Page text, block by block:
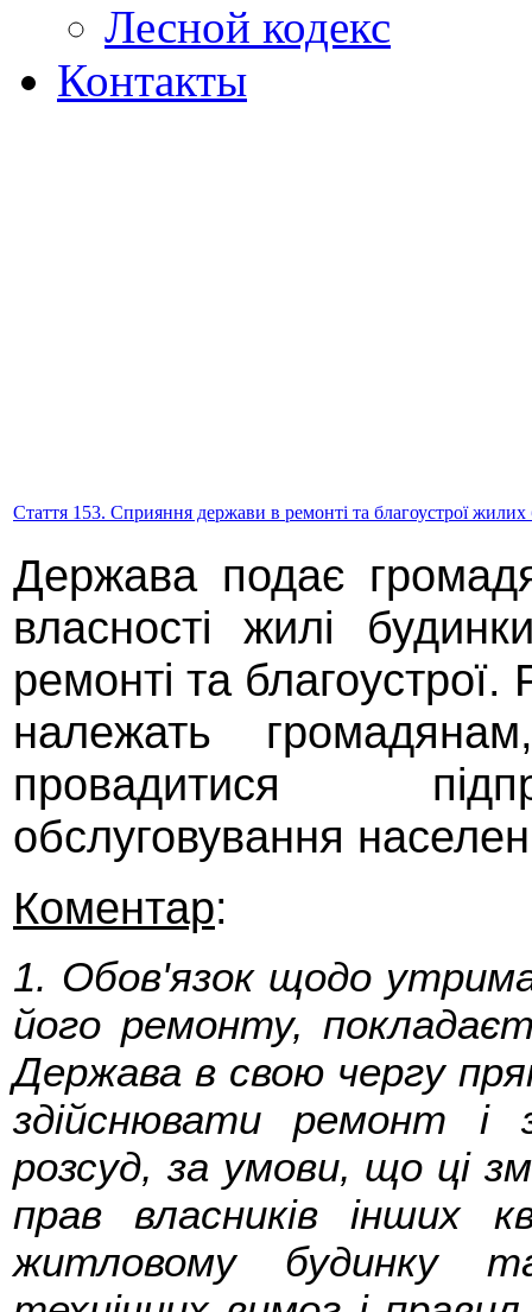
Лесной кодекс
Контакты
Стаття 153. Сприяння держави в ремонті та благоустрої
Держава подає
власності жилі
ремонті та
належать
провадитися
обслуговування
Коментар:
1. Обов'язок щодо
його ремонту,
Держава в свою чергу
здійснювати ремонт і
розсуд, за умови, що ці
прав власників інших
житловому будинку